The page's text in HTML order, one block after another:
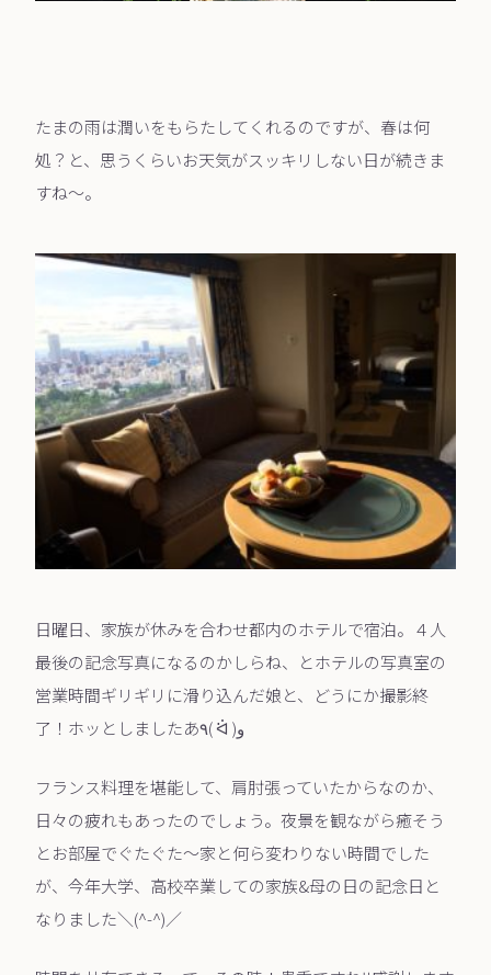
たまの雨は潤いをもらたしてくれるのですが、春は何
処？と、思うくらいお天気がスッキリしない日が続きま
すね〜。
日曜日、家族が休みを合わせ都内のホテルで宿泊。４人
最後の記念写真になるのかしらね、とホテルの写真室の
営業時間ギリギリに滑り込んだ娘と、どうにか撮影終
了！ホッとしましたあ٩( ᐛ )و
フランス料理を堪能して、肩肘張っていたからなのか、
日々の疲れもあったのでしょう。夜景を観ながら癒そう
とお部屋でぐたぐた〜家と何ら変わりない時間でした
が、今年大学、高校卒業しての家族&母の日の記念日と
なりました＼(^-^)／